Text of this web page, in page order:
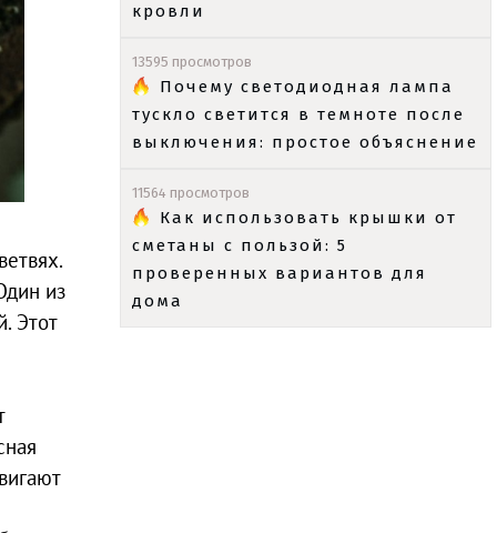
кровли
13595 просмотров
Почему светодиодная лампа
тускло светится в темноте после
выключения: простое объяснение
11564 просмотров
Как использовать крышки от
сметаны с пользой: 5
проверенных вариантов для
дома
из
Этот